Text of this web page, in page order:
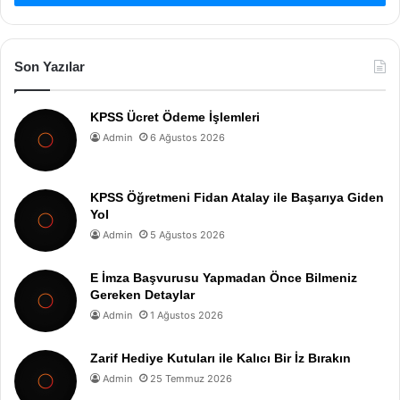
Son Yazılar
KPSS Ücret Ödeme İşlemleri
Admin 6 Ağustos 2026
KPSS Öğretmeni Fidan Atalay ile Başarıya Giden
Yol
Admin 5 Ağustos 2026
E İmza Başvurusu Yapmadan Önce Bilmeniz
Gereken Detaylar
Admin 1 Ağustos 2026
Zarif Hediye Kutuları ile Kalıcı Bir İz Bırakın
Admin 25 Temmuz 2026